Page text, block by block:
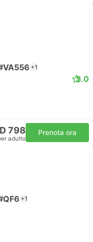
+1
5.0
798
adulto
Prenota ora
+1